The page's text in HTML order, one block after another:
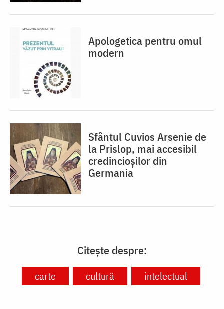
Apologetica pentru omul
modern
Sfântul Cuvios Arsenie de
la Prislop, mai accesibil
credincioșilor din
Germania
Citește despre:
carte cultură intelectual